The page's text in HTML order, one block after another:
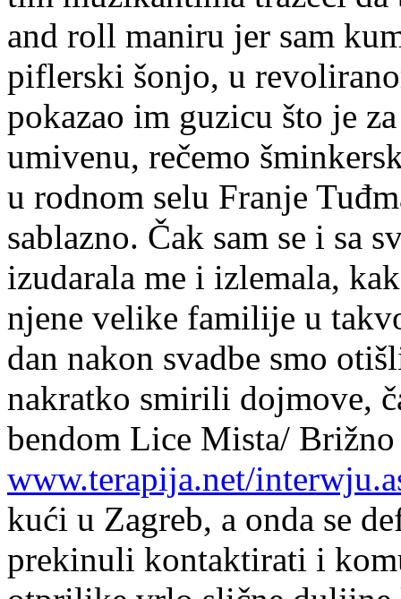
and roll maniru jer sam
piflerski šonjo, u
pokazao im guzicu što je
umivenu, rečemo
u rodnom selu Franje
sablazno. Čak sam se i sa
izudarala me i izlemala,
njene velike familije u
dan nakon svadbe smo
nakratko smirili dojmove,
bendom Lice Mista/
www.terapija.net/
kući u Zagreb, a onda se
prekinuli kontaktirati i